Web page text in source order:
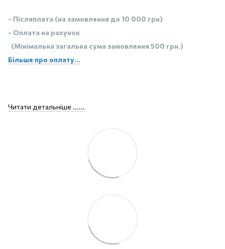
- Післяплата (на замовлення до 10 000 грн)
- Оплата на рахунок
(Мінімальна загальна сума замовлення 500 грн.)
Більше про оплату...
Читати детальніше ......